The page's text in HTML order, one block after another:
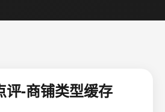
-商铺类型缓存